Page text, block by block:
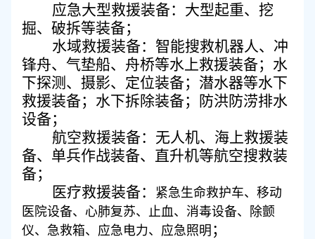
应急大型救援装备： 大型起重、挖
掘、破拆等装备；
水域救援装备： 智能搜救机器人、 冲
锋舟、气垫船、舟桥等水上救援装备； 水
下探测、摄影、定位装备； 潜水器等水下
救援装备； 水下拆除装备；
防洪防涝排水
设备；
航空救援装备： 无人机、海上救援装
备、单兵作战装备、直升机等航空搜救装
备；
医疗救援装备：
紧急生命救护车、移动
医院设备、心肺复苏、
‌止血、消毒设备、除颤
仪、急救箱、应急电力、应急照明 ；